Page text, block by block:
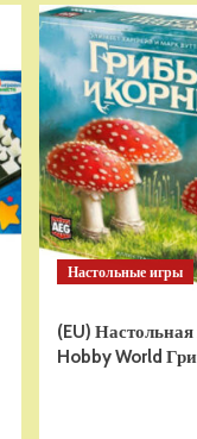
Настольные игры
(EU) Настольная
Hobby World